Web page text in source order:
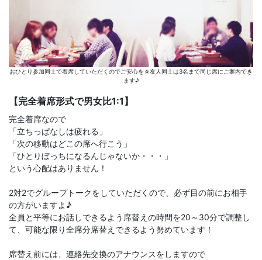
おひとり参加同士で着席していただくのでご安心を☆友人同士は3名まで同じ席にご案内でき
ます♪
【完全着席形式で男女比1:1】
完全着席なので
「立ちっぱなしは疲れる」
「次の移動はどこの席へ行こう」
「ひとりぼっちになるんじゃないか・・・」
という心配はありません！
2対2でグループトークをしていただくので、必ず目の前にお相手
の方がいますよ♪
全員と平等にお話しできるよう席替えの時間を20～30分で調整し
て、可能な限り全席分席替えできるよう努めています！
席替え前には、連絡先交換のアナウンスをしますので